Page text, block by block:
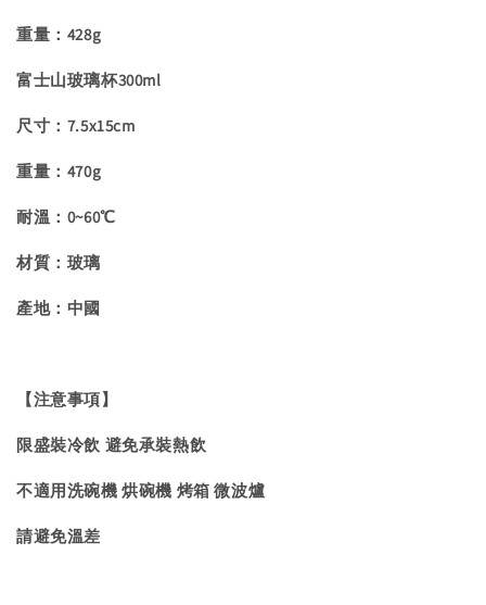
重量：428g
富士山玻璃杯300ml
尺寸：7.5x15cm
重量：470g
耐溫：0~60℃
材質：玻璃
產地：中國
【注意事項】
限盛裝冷飲 避免承裝熱飲
不適用洗碗機 烘碗機 烤箱 微波爐
請避免溫差